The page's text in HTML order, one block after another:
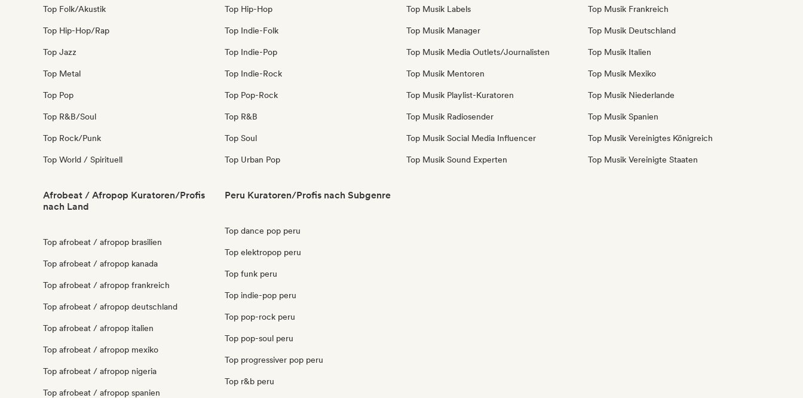
Top Folk/Akustik
Top Hip-Hop/Rap
Top Jazz
Top Metal
Top Pop
Top R&B/Soul
Top Rock/Punk
Top World / Spirituell
Top Hip-Hop
Top Indie-Folk
Top Indie-Pop
Top Indie-Rock
Top Pop-Rock
Top R&B
Top Soul
Top Urban Pop
Top Musik Labels
Top Musik Manager
Top Musik Media Outlets/Journalisten
Top Musik Mentoren
Top Musik Playlist-Kuratoren
Top Musik Radiosender
Top Musik Social Media Influencer
Top Musik Sound Experten
Top Musik Frankreich
Top Musik Deutschland
Top Musik Italien
Top Musik Mexiko
Top Musik Niederlande
Top Musik Spanien
Top Musik Vereinigtes Königreich
Top Musik Vereinigte Staaten
Afrobeat / Afropop Kuratoren/Profis
nach Land
Top afrobeat / afropop brasilien
Top afrobeat / afropop kanada
Top afrobeat / afropop frankreich
Top afrobeat / afropop deutschland
Top afrobeat / afropop italien
Top afrobeat / afropop mexiko
Top afrobeat / afropop nigeria
Top afrobeat / afropop spanien
Peru Kuratoren/Profis nach Subgenre
Top dance pop peru
Top elektropop peru
Top funk peru
Top indie-pop peru
Top pop-rock peru
Top pop-soul peru
Top progressiver pop peru
Top r&b peru